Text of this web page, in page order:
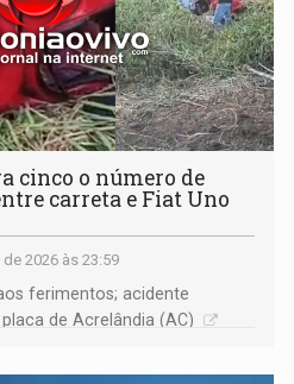
cinco o número de
carreta e Fiat Uno
2026 às 23:59
ferimentos; acidente
de Acrelândia (AC)